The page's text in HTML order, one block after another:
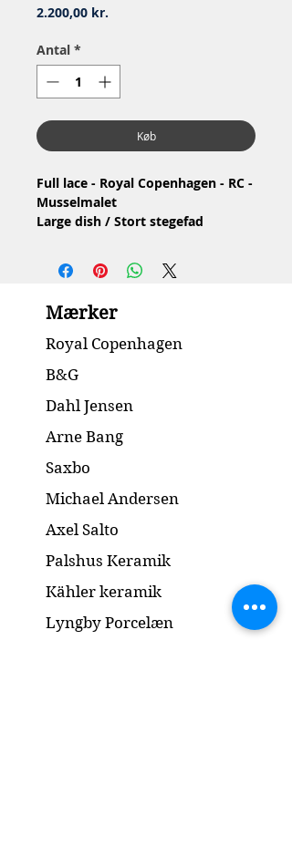
2.200,00 kr.
Antal *
Køb
Full lace - Royal Copenhagen - RC -
Musselmalet
Large dish / Stort stegefad
Material: Porcelain / Porcelæn
Design: Arnold Krog
Condition: No chip or cracks /
Ingen skår eller revner
Dimension: 41 x 31.5 cm
Mærker
Royal Copenhagen
B&G
Dahl Jensen
Arne Bang
Saxbo
Michael Andersen
Axel Salto
Palshus Keramik
Kähler keramik
Lyngby Porcelæn